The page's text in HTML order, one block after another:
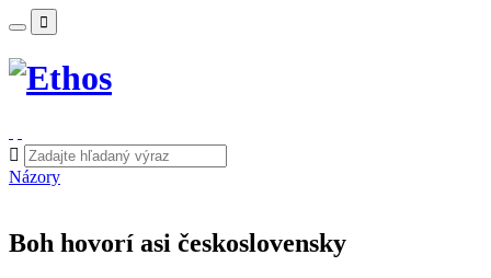
Názory
Boh hovorí asi československy